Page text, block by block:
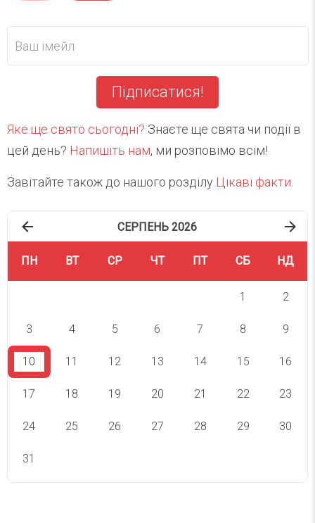
Підписатися!
Яке ще свято сьогодні? Знаєте ще свята чи події в
цей день? Напишіть нам, ми розповімо всім!
Завітайте також до нашого розділу Цікаві факти
СЕРПЕНЬ 2026
ПН ВТ СР ЧТ ПТ СБ НД
1 2
3 4 5 6 7 8 9
10 11 12 13 14 15 16
17 18 19 20 21 22 23
24 25 26 27 28 29 30
31